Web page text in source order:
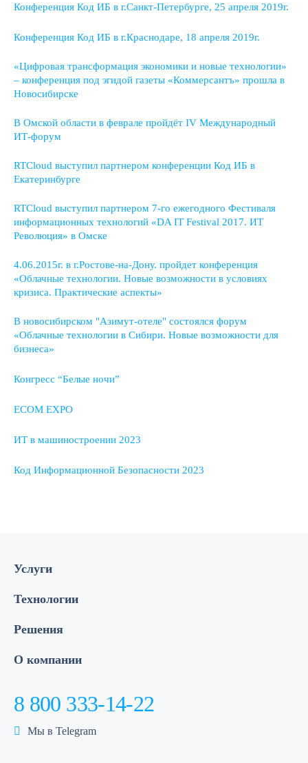
Конференция Код ИБ в г.Санкт-Петербурге, 25 апреля 2019г.
Конференция Код ИБ в г.Краснодаре, 18 апреля 2019г.
«Цифровая трансформация экономики и новые технологии»
– конференция под эгидой газеты «Коммерсантъ» прошла в
Новосибирске
В Омской области в феврале пройдёт IV Международный
ИТ-форум
RTCloud выступил партнером конференции Код ИБ в
Екатеринбурге
RTCloud выступил партнером 7-го ежегодного Фестиваля
информационных технологий «DA IT Festival 2017. ИТ
Революция» в Омске
4.06.2015г. в г.Ростове-на-Дону. пройдет конференция
«Облачные технологии. Новые возможности в условиях
кризиса. Практические аспекты»
В новосибирском "Азимут-отеле" состоялся форум
«Облачные технологии в Сибири. Новые возможности для
бизнеса»
Конгресс “Белые ночи”
ECOM EXPO
ИТ в машиностроении 2023
Код Информационной Безопасности 2023
Услуги
Технологии
Решения
О компании
8 800 333-14-22
Мы в Telegram